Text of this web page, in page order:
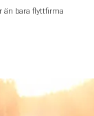
än bara flyttfirma